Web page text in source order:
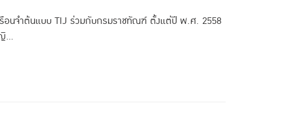
รือนจำต้นแบบ TIJ ร่วมกับกรมราชทัณฑ์ ตั้งแต่ปี พ.ศ. 2558
...